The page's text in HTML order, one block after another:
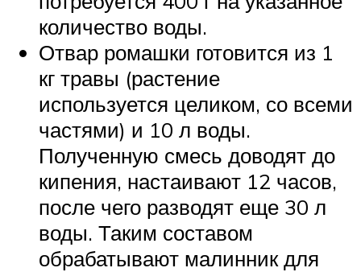
количество воды.
Отвар ромашки готовится из 1
кг травы (растение
используется целиком, со всеми
частями) и 10 л воды.
Полученную смесь доводят до
кипения, настаивают 12 часов,
после чего разводят еще 30 л
воды. Таким составом
обрабатывают малинник для